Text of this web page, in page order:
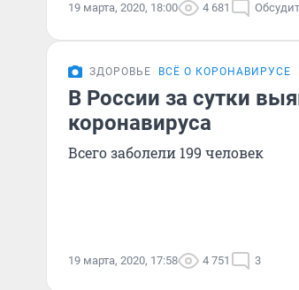
19 марта, 2020, 18:00 4 681
ЗДОРОВЬЕ ВСЁ О КОРОНАВИРУСЕ
В России за сутки
коронавируса
Всего заболели 199 человек
19 марта, 2020, 17:58 4 751 3